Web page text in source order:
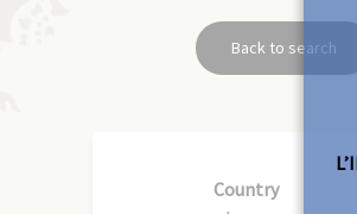
Back to search
Country